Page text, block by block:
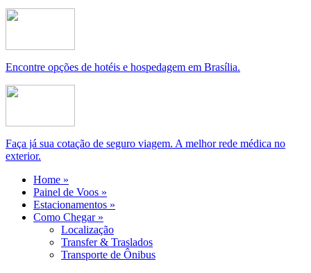
Encontre opções de hotéis e hospedagem em Brasília.
Faça já sua cotação de seguro viagem. A melhor rede médica no
exterior.
Home »
Painel de Voos »
Estacionamentos »
Como Chegar »
Localização
Transfer & Traslados
Transporte de Ônibus